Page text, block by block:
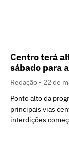
Centro terá
sábado para
Redação
22 de
Ponto alto da
principais vias
interdições